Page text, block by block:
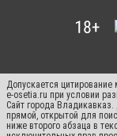
Допускается цитирование
e-osetia.ru при условии
Сайт города
прямой, открытой для
ниже второго абзаца в